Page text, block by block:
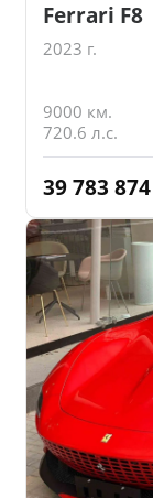
Ferrari F8
2023 г.
9000 км.
720.6 л.с.
39 783 874